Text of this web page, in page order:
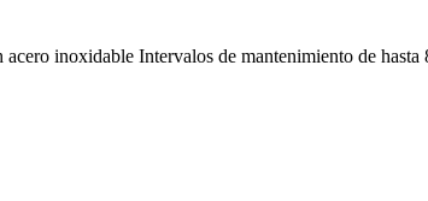
inoxidable Intervalos de mantenimiento de hasta